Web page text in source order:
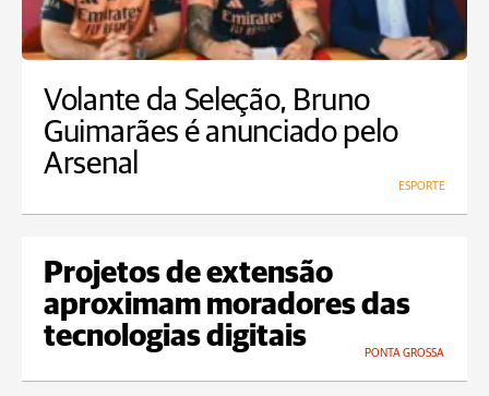
Volante da Seleção, Bruno
Guimarães é anunciado pelo
Arsenal
ESPORTE
Projetos de extensão
aproximam moradores das
tecnologias digitais
PONTA GROSSA